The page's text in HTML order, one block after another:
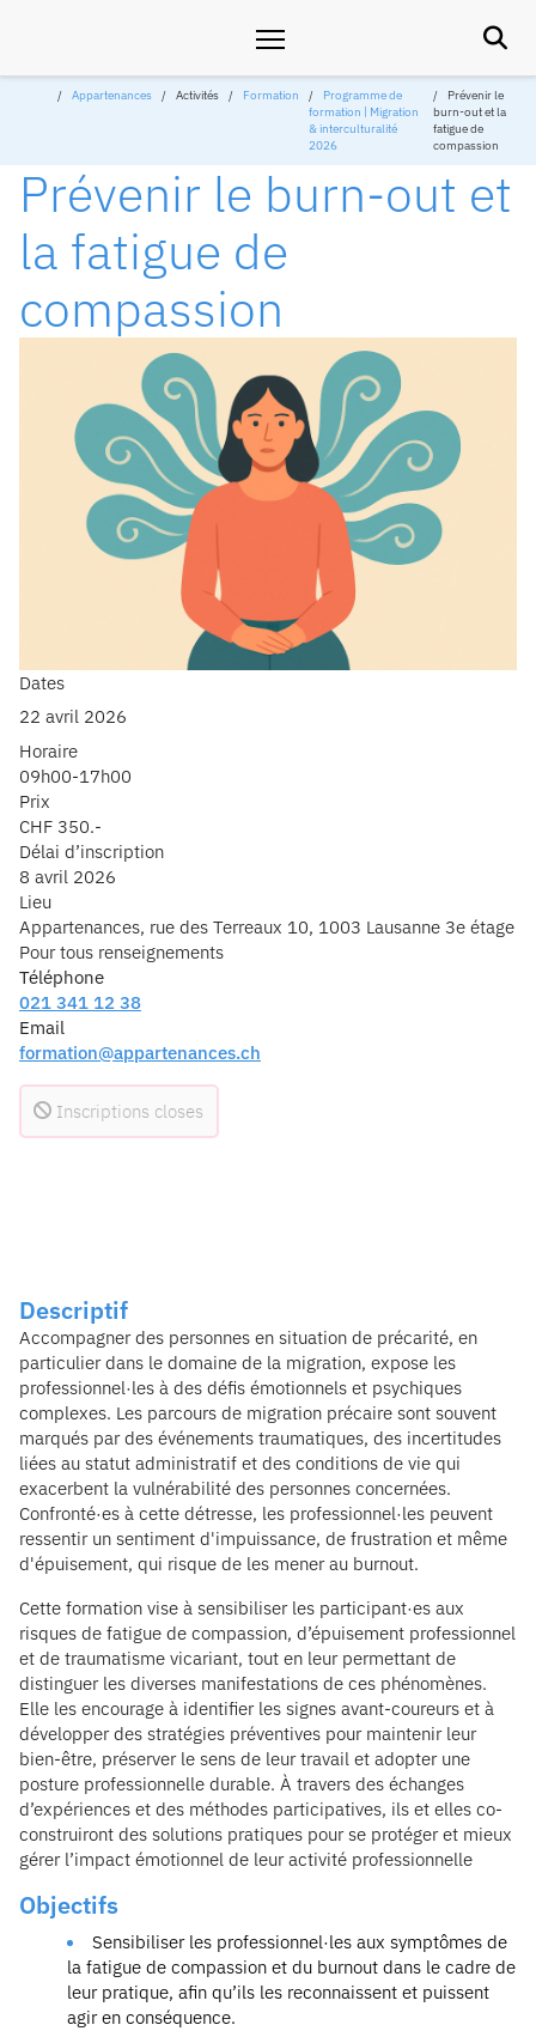

Appartenances Activités Formation
Programme de
formation | Migration
& interculturalité
2026
Prévenir le
burn-out et la
fatigue de
compassion
Prévenir le burn-out et
la fatigue de
compassion
Dates
22 avril 2026
Horaire
09h00-17h00
Prix
CHF 350.-
Délai d’inscription
8 avril 2026
Lieu
Appartenances, rue des Terreaux 10, 1003 Lausanne 3e étage
Pour tous renseignements
Téléphone
021 341 12 38
Email
formation@appartenances.ch
Inscriptions closes
Descriptif
Accompagner des personnes en situation de précarité, en
particulier dans le domaine de la migration, expose les
professionnel·les à des défis émotionnels et psychiques
complexes. Les parcours de migration précaire sont souvent
marqués par des événements traumatiques, des incertitudes
liées au statut administratif et des conditions de vie qui
exacerbent la vulnérabilité des personnes concernées.
Confronté·es à cette détresse, les professionnel·les peuvent
ressentir un sentiment d'impuissance, de frustration et même
d'épuisement, qui risque de les mener au burnout.
Cette formation vise à sensibiliser les participant·es aux
risques de fatigue de compassion, d’épuisement professionnel
et de traumatisme vicariant, tout en leur permettant de
distinguer les diverses manifestations de ces phénomènes.
Elle les encourage à identifier les signes avant-coureurs et à
développer des stratégies préventives pour maintenir leur
bien-être, préserver le sens de leur travail et adopter une
posture professionnelle durable. À travers des échanges
d’expériences et des méthodes participatives, ils et elles co-
construiront des solutions pratiques pour se protéger et mieux
gérer l’impact émotionnel de leur activité professionnelle
Objectifs
Sensibiliser les professionnel·les aux symptômes de
la fatigue de compassion et du burnout dans le cadre de
leur pratique, afin qu’ils les reconnaissent et puissent
agir en conséquence.